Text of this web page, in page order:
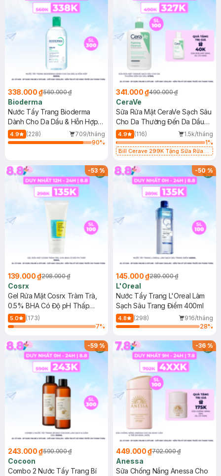
338.000 ₫560.000 ₫
Bioderma
Nước Tẩy Trang Bioderma
Dành Cho Da Dầu & Hỗn Hợp
500ml
4.9 (228)
709/tháng
90%
341.000 ₫490.000 ₫
CeraVe
Sữa Rửa Mặt CeraVe Sạch Sâu
Cho Da Thường Đến Da Dầu
473ml
4.9 (116)
1.5k/tháng
1%
Bill Cerave 299K Tặng Sữa Rửa
-53%
139.000 ₫298.000 ₫
Cosrx
Gel Rửa Mặt Cosrx Tràm Trà,
0.5% BHA Có Độ pH Thấp
150ml
5.0
(173)
7%
-50%
145.000 ₫289.000 ₫
L'Oreal
Nước Tẩy Trang L'Oreal Làm
Sạch Sâu Trang Điểm 400ml
4.8 (298)
916/tháng
28%
-59%
243.000 ₫590.000 ₫
Cocoon
Combo 2 Nước Tẩy Trang Bí
-36%
449.000 ₫702.000 ₫
Anessa
Sữa Chống Nắng Anessa Cho